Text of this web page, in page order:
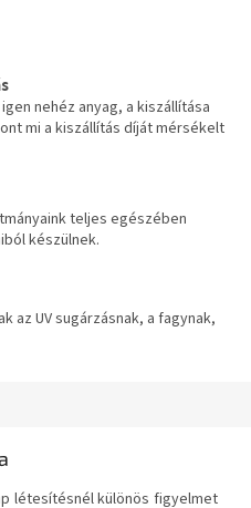
nehéz anyag, a kiszállítása
mi a kiszállítás díját mérsékelt
teljes egészében
készülnek.
az UV sugárzásnak, a fagynak,
létesítésnél különös figyelmet